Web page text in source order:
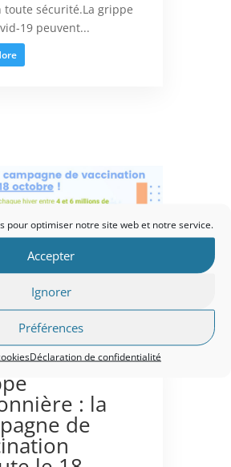
pour optimiser notre site web et notre service.
Accepter
Ignorer
Préférences
Déclaration de confidentialité
toute sécurité.La grippe
19 peuvent...
: la
de